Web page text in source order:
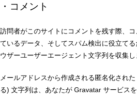
・コメント
訪問者がこのサイトにコメントを残す際、
ているデータ、そしてスパム検出に役立て
ウザーユーザーエージェント文字列を収集し
メールアドレスから作成される匿名化され
る) 文字列は、あなたが Gravatar サービス